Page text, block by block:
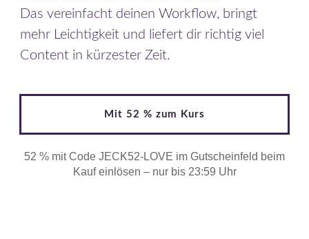
Das vereinfacht deinen Workflow, bringt
mehr Leichtigkeit und liefert dir richtig viel
Content in kürzester Zeit.
Mit 52 % zum Kurs
52 % mit Code JECK52-LOVE im Gutscheinfeld beim
Kauf einlösen – nur bis 23:59 Uhr